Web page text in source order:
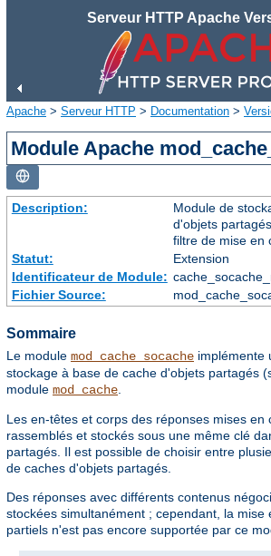
Serveur HTTP Apache
Apache > Serveur HTTP > Documentation >
Module Apache
Description:
Module de
d'objets
filtre de mise en
Statut:
Extension
Identificateur de Module:
Fichier Source:
Sommaire
Le module mod_cache_socache implémente
stockage à base de cache d'objets partagés
module mod_cache
Les en-têtes et corps des réponses mises en
rassemblés et stockés sous une même clé
partagés. Il est possible de choisir entre
de caches d'objets partagés.
Des réponses avec différents contenus
stockées simultanément ; cependant, la mise
partiels n'est pas encore supportée par ce